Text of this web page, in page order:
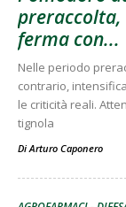
preraccolta,
ferma con...
Nelle periodo
contrario,
le criticità reali.
tignola
DiArturo Caponero